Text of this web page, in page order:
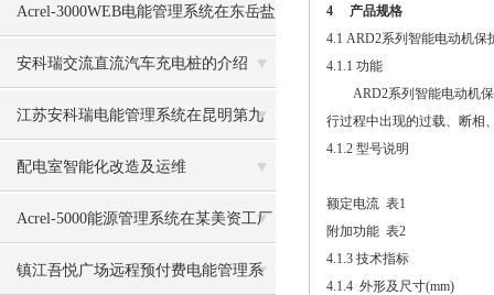
见”
Acrel-3000WEB电能管理系统在东岳盐
业的应用
安科瑞交流直流汽车充电桩的介绍
江苏安科瑞电能管理系统在昆明第九
污水处理厂的应用案例
配电室智能化改造及运维
Acrel-5000能源管理系统在某美资工厂
的应用
镇江吾悦广场远程预付费电能管理系
4 产品规格
4.1 ARD2系列智能电动机保
4.1.1 功能
ARD2系列智能电动机保
行过程中出现的过载、断相
4.1.2 型号说明
额定电流 表1
附加功能 表2
4.1.3 技术指标
4.1.4 外形及尺寸(mm)